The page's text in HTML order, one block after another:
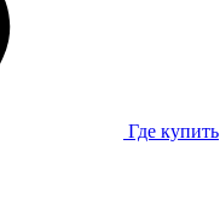
Где купить